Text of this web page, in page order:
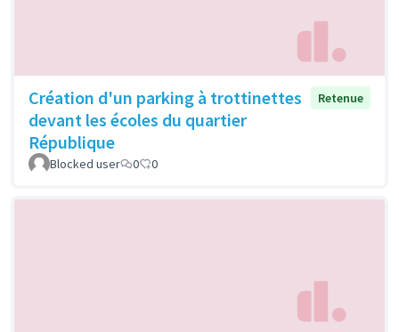
Création d'un parking à trottinettes
devant les écoles du quartier
République
Retenue
Blocked user 0 0